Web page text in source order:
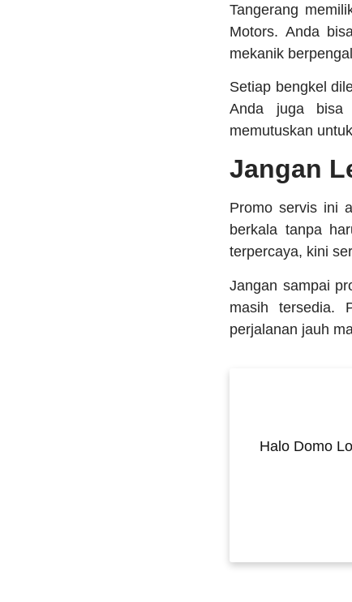
Tangerang
Motors. Anda
mekanik
Setiap bengkel
Anda juga bisa
memutuskan
Jangan
Promo servis ini
berkala tanpa
terpercaya, kini
Jangan sampai
masih tersedia.
perjalanan jauh
Halo Domo